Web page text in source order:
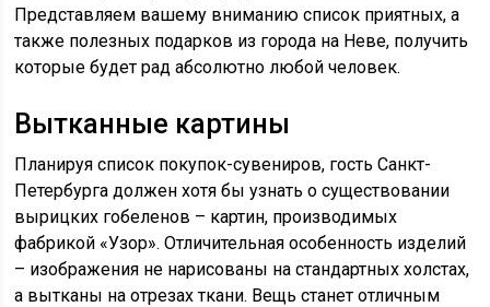
Представляем вашему вниманию список приятных, а
также полезных подарков из города на Неве, получить
которые будет рад абсолютно любой человек.
Вытканные картины
Планируя список покупок-сувениров, гость Санкт-
Петербурга должен хотя бы узнать о существовании
вырицких гобеленов – картин, производимых
фабрикой «Узор». Отличительная особенность изделий
– изображения не нарисованы на стандартных холстах,
а вытканы на отрезах ткани. Вещь станет отличным